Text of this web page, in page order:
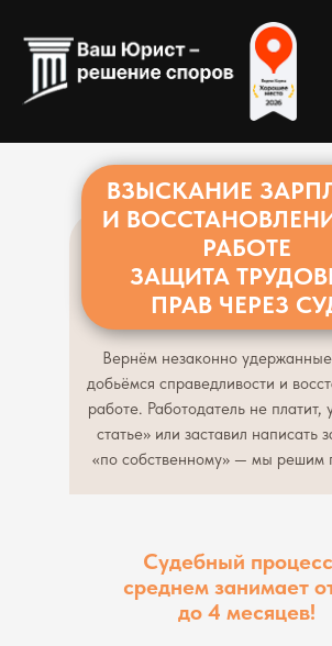
ВЗЫСКАНИЕ
И
РАБОТЕ
ЗАЩИТА
ПРАВ ЧЕРЕЗ
Вернём незаконно
добьёмся справедливости и
работе. Работодатель не платит,
статье» или заставил написать
«по собственному» — мы решим
Судебный
среднем занимает
до 4 месяцев!
Первичная
консультация
Бесплатно